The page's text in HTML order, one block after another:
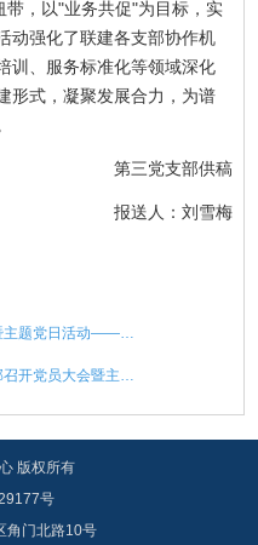
，以"业务共促"为目标，实
动强化了联建各支部协作机
训、服务标准化等领域深化
形式，凝聚发展合力，为谱
第三党支部供稿
报送人：刘雪梅
主题党日活动——…
召开党员大会暨主…
版权所有
号
角门北路10号